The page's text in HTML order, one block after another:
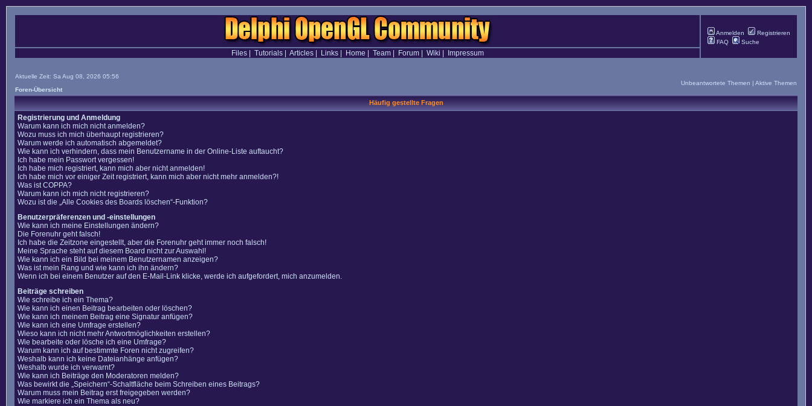
Anmelden
Registrieren
FAQ
Suche
Files| Tutorials| Articles| Links| Home Team| Forum| Wiki Impressum
Aktuelle Zeit: Sa Aug 08, 2026 05:56
Foren-Übersicht
Unbeantwortete Themen | Aktive Themen
Häufig gestellte Fragen
Registrierung und Anmeldung
Warum kann ich mich nicht anmelden?
Wozu muss ich mich überhaupt registrieren?
Warum werde ich automatisch abgemeldet?
Wie kann ich verhindern, dass mein Benutzername in der Online-Liste auftaucht?
Ich habe mein Passwort vergessen!
Ich habe mich registriert, kann mich aber nicht anmelden!
Ich habe mich vor einiger Zeit registriert, kann mich aber nicht mehr anmelden?!
Was ist COPPA?
Warum kann ich mich nicht registrieren?
Wozu ist die „Alle Cookies des Boards löschen“-Funktion?
Benutzerpräferenzen und -einstellungen
Wie kann ich meine Einstellungen ändern?
Die Forenuhr geht falsch!
Ich habe die Zeitzone eingestellt, aber die Forenuhr geht immer noch falsch!
Meine Sprache steht auf diesem Board nicht zur Auswahl!
Wie kann ich ein Bild bei meinem Benutzernamen anzeigen?
Was ist mein Rang und wie kann ich ihn ändern?
Wenn ich bei einem Benutzer auf den E-Mail-Link klicke, werde ich aufgefordert, mich anzumelden.
Beiträge schreiben
Wie schreibe ich ein Thema?
Wie kann ich einen Beitrag bearbeiten oder löschen?
Wie kann ich meinem Beitrag eine Signatur anfügen?
Wie kann ich eine Umfrage erstellen?
Wieso kann ich nicht mehr Antwortmöglichkeiten erstellen?
Wie bearbeite oder lösche ich eine Umfrage?
Warum kann ich auf bestimmte Foren nicht zugreifen?
Weshalb kann ich keine Dateianhänge anfügen?
Weshalb wurde ich verwarnt?
Wie kann ich Beiträge den Moderatoren melden?
Was bewirkt die „Speichern“-Schaltfläche beim Schreiben eines Beitrags?
Warum muss mein Beitrag erst freigegeben werden?
Wie markiere ich ein Thema als neu?